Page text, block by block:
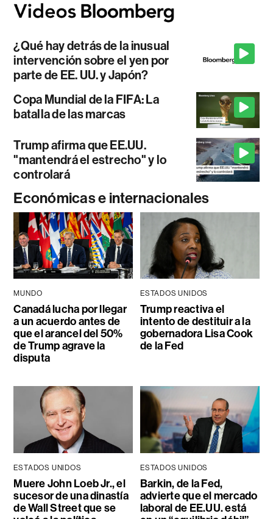
¿Qué hay detrás de la inusual
intervención sobre el yen por
parte de EE. UU. y Japón?
Copa Mundial de la FIFA: La
batalla de las marcas
Trump afirma que EE.UU.
"mantendrá el estrecho" y lo
controlará
Económicas e internacionales
MUNDO
Canadá lucha por llegar
a un acuerdo antes de
que el arancel del 50%
de Trump agrave la
disputa
ESTADOS UNIDOS
Trump reactiva el
intento de destituir a la
gobernadora Lisa Cook
de la Fed
ESTADOS UNIDOS
Muere John Loeb Jr., el
sucesor de una dinastía
de Wall Street que se
ESTADOS UNIDOS
Barkin, de la Fed,
advierte que el mercado
laboral de EE.UU. está